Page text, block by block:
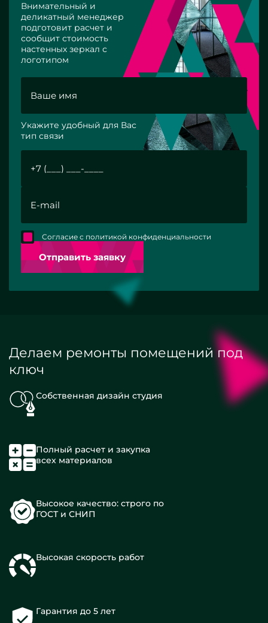
Внимательный и
деликатный менеджер
подготовит расчет и
сообщит стоимость
настенных зеркал с
логотипом
Укажите удобный для Вас
тип связи
Отправить заявку
Согласие с политикой конфиденциальности
Делаем ремонты помещений под
ключ
Собственная дизайн студия
Полный расчет и закупка
всех материалов
Высокое качество: строго по
ГОСТ и СНИП
Высокая скорость работ
Гарантия до 5 лет